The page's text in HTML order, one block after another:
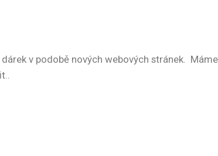
v podobě nových webových stránek.